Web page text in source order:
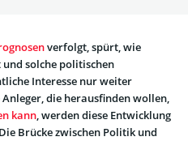
verfolgt, spürt, wie
solche politischen
Interesse nur weiter
die herausfinden wollen,
kann, werden diese Entwicklung
Brücke zwischen Politik und